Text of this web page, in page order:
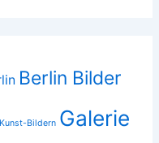
Berlin Bilder
Bildern Galerie